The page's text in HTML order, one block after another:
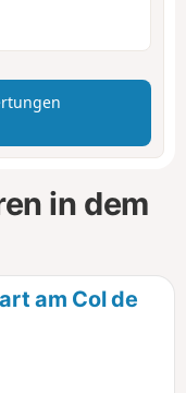
in dem
am Col de